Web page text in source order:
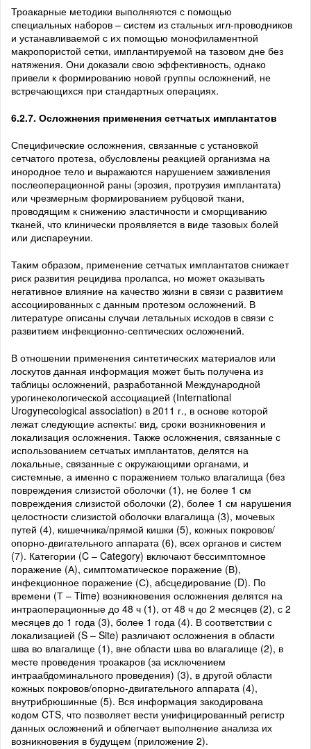
Троакарные методики выполняются с помощью
специальных наборов – систем из стальных игл-проводников
и устанавливаемой с их помощью монофиламентной
макропористой сетки, имплантируемой на тазовом дне без
натяжения. Они доказали свою эффективность, однако
привели к формированию новой группы осложнений, не
встречающихся при стандартных операциях.
6.2.7. Осложнения применения сетчатых имплантатов
Специфические осложнения, связанные с установкой
сетчатого протеза, обусловлены реакцией организма на
инородное тело и выражаются нарушением заживления
послеоперационной раны (эрозия, протрузия имплантата)
или чрезмерным формированием рубцовой ткани,
проводящим к снижению эластичности и сморщиванию
тканей, что клинически проявляется в виде тазовых болей
или диспареунии.
Таким образом, применение сетчатых имплантатов снижает
риск развития рецидива пролапса, но может оказывать
негативное влияние на качество жизни в связи с развитием
ассоциированных с данным протезом осложнений. В
литературе описаны случаи летальных исходов в связи с
развитием инфекционно-септических осложнений.
В отношении применения синтетических материалов или
лоскутов данная информация может быть получена из
таблицы осложнений, разработанной Международной
урогинекологической ассоциацией (International
Urogynecological association) в 2011 г., в основе которой
лежат следующие аспекты: вид, сроки возникновения и
локализация осложнения. Также осложнения, связанные с
использованием сетчатых имплантатов, делятся на
локальные, связанные с окружающими органами, и
системные, а именно с поражением только влагалища (без
повреждения слизистой оболочки (1), не более 1 см
повреждения слизистой оболочки (2), более 1 см нарушения
целостности слизистой оболочки влагалища (3), мочевых
путей (4), кишечника/прямой кишки (5), кожных покровов/
опорно-двигательного аппарата (6), всех органов и систем
(7). Категории (C – Category) включают бессимптомное
поражение (А), симптоматическое поражение (В),
инфекционное поражение (С), абсцедирование (D). По
времени (Т – Time) возникновения осложнения делятся на
интраоперационные до 48 ч (1), от 48 ч до 2 месяцев (2), с 2
месяцев до 1 года (3), более 1 года (4). В соответствии с
локализацией (S – Site) различают осложнения в области
шва во влагалище (1), вне области шва во влагалище (2), в
месте проведения троакаров (за исключением
интраабдоминального проведения) (3), в другой области
кожных покровов/опорно-двигательного аппарата (4),
внутрибрюшинные (5). Вся информация закодирована
кодом CTS, что позволяет вести унифицированный регистр
данных осложнений и облегчает выполнение анализа их
возникновения в будущем (приложение 2).